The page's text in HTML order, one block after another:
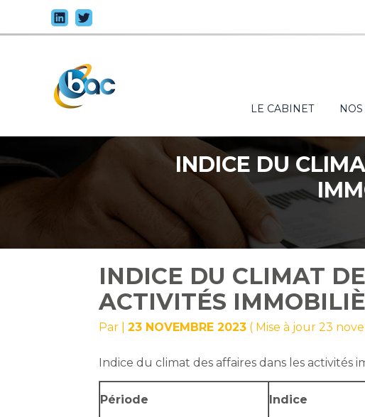
au
contenu
Principal
LE CABINET
INDICE DU
INDICE DU CLIMAT
ACTIVITÉS
Par |23 NOVEMBRE 2023 ( Mise à jour 23
Indice du climat des affaires dans les activités
Période Indice